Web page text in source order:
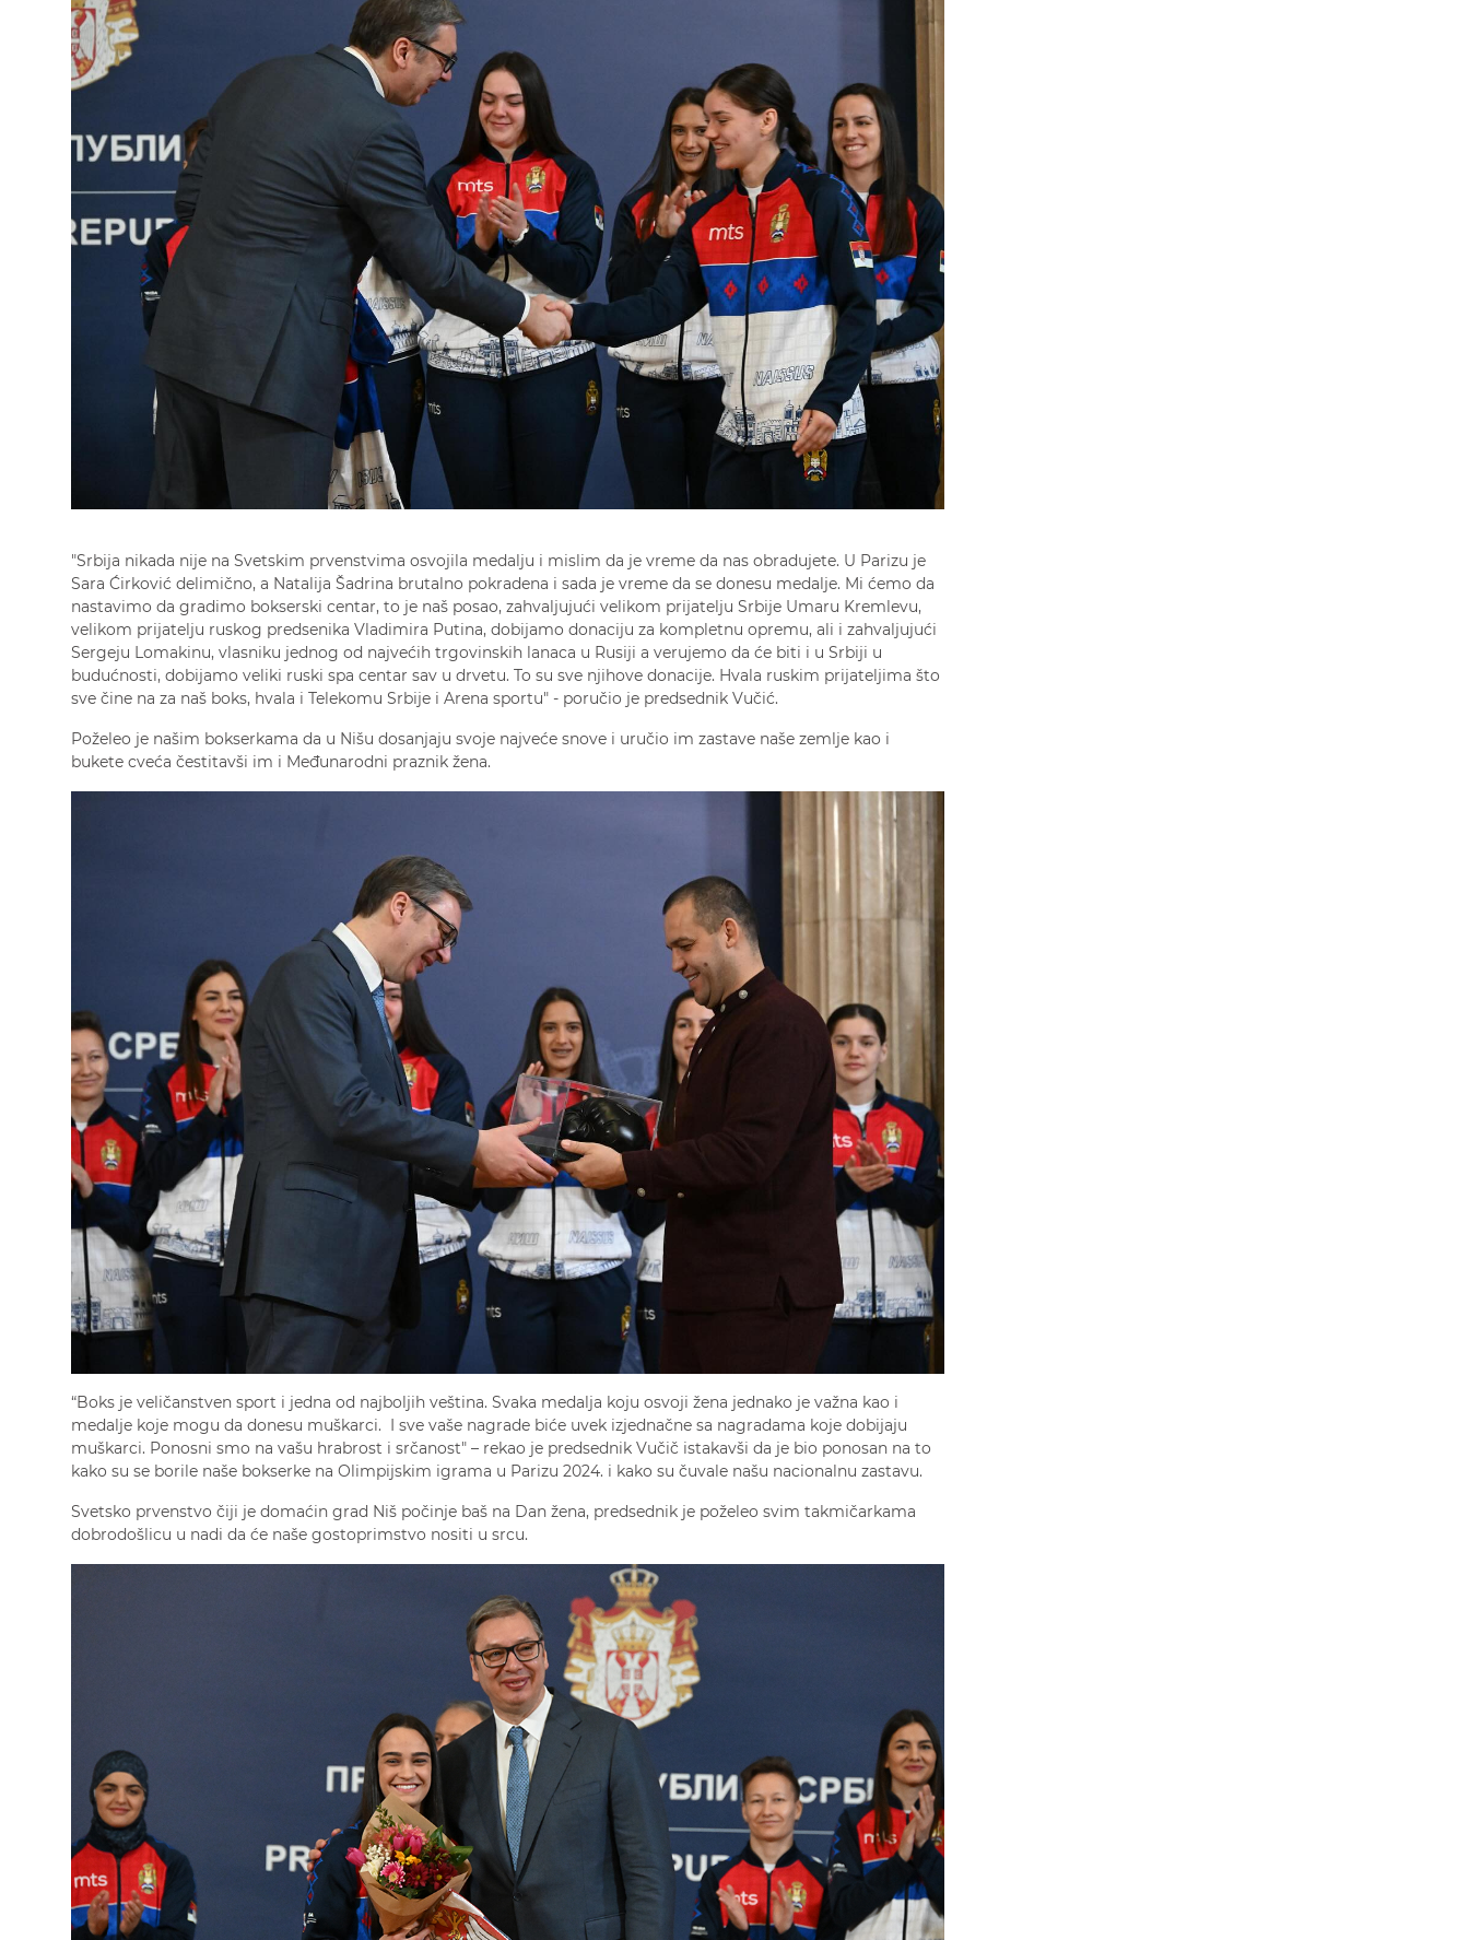
"Srbija nikada nije na Svetskim prvenstvima osvojila medalju i mislim da je vreme da nas obradujete. U Parizu je
Sara Ćirković delimično, a Natalija Šadrina brutalno pokradena i sada je vreme da se donesu medalje. Mi ćemo da
nastavimo da gradimo bokserski centar, to je naš posao, zahvaljujući velikom prijatelju Srbije Umaru Kremlevu,
velikom prijatelju ruskog predsenika Vladimira Putina, dobijamo donaciju za kompletnu opremu, ali i zahvaljujući
Sergeju Lomakinu, vlasniku jednog od najvećih trgovinskih lanaca u Rusiji a verujemo da će biti i u Srbiji u
budućnosti, dobijamo veliki ruski spa centar sav u drvetu. To su sve njihove donacije. Hvala ruskim prijateljima što
sve čine na za naš boks, hvala i Telekomu Srbije i Arena sportu" - poručio je predsednik Vučić.
Poželeo je našim bokserkama da u Nišu dosanjaju svoje najveće snove i uručio im zastave naše zemlje kao i
bukete cveća čestitavši im i Međunarodni praznik žena.
“Boks je veličanstven sport i jedna od najboljih veština. Svaka medalja koju osvoji žena jednako je važna kao i
medalje koje mogu da donesu muškarci. I sve vaše nagrade biće uvek izjednačne sa nagradama koje dobijaju
muškarci. Ponosni smo na vašu hrabrost i srčanost" – rekao je predsednik Vučič istakavši da je bio ponosan na to
kako su se borile naše bokserke na Olimpijskim igrama u Parizu 2024. i kako su čuvale našu nacionalnu zastavu.
Svetsko prvenstvo čiji je domaćin grad Niš počinje baš na Dan žena, predsednik je poželeo svim takmičarkama
dobrodošlicu u nadi da će naše gostoprimstvo nositi u srcu.